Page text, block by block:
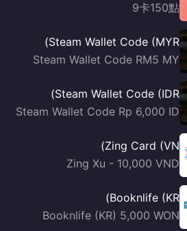
9卡150點
Steam Wallet Code (MYR)
Steam Wallet Code RM5 MY
Steam Wallet Code (IDR)
Steam Wallet Code Rp 6,000 ID
Zing Card (VN)
Zing Xu - 10,000 VND
Booknlife (KR)
Booknlife (KR) 5,000 WON